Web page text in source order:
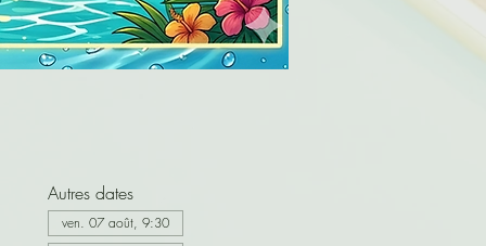
Autres dates
ven. 07 août, 9:30